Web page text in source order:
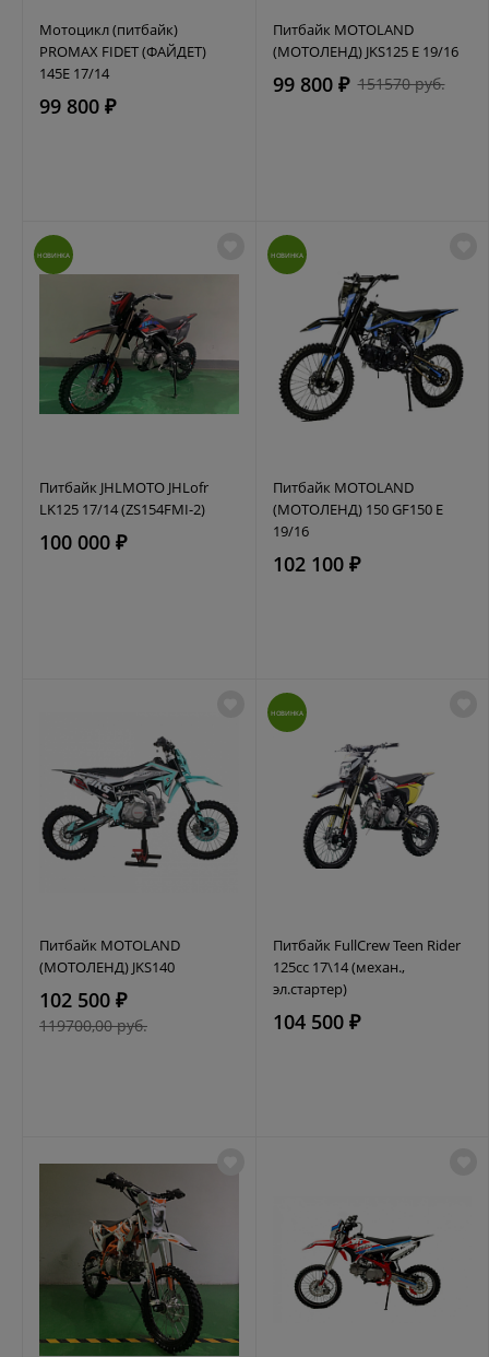
Мотоцикл (питбайк)
PROMAX FIDET (ФАЙДЕТ)
145E 17/14
99 800 ₽
Питбайк MOTOLAND
(МОТОЛЕНД) JKS125 E 19/16
99 800 ₽ 151570 руб.
НОВИНКА
Питбайк JHLMOTO JHLofr
LK125 17/14 (ZS154FMI-2)
100 000 ₽
НОВИНКА
Питбайк MOTOLAND
(МОТОЛЕНД) 150 GF150 E
19/16
102 100 ₽
Питбайк MOTOLAND
(МОТОЛЕНД) JKS140
102 500 ₽
119700,00 руб.
НОВИНКА
Питбайк FullCrew Teen Rider
125cc 17\14 (механ.,
эл.стартер)
104 500 ₽